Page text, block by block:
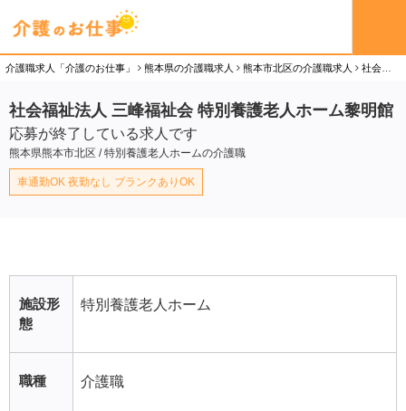
介護職求人「介護のお仕事」 熊本県の介護職求人 熊本市北区の介護職求人 社会福祉法人 三峰福祉会 特別養護老人ホーム黎明館の介護職（パート）求人
社会福祉法人 三峰福祉会 特別養護老人ホーム黎明館
応募が終了している求人です
熊本県熊本市北区 / 特別養護老人ホームの介護職
車通勤OK 夜勤なし ブランクありOK
施設形
態
特別養護老人ホーム
職種 介護職